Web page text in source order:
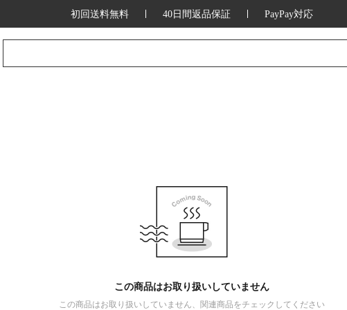
初回送料無料 40日間返品保証 PayPay対応
この商品はお取り扱いしていません
この商品はお取り扱いしていません、関連商品をチェックしてください